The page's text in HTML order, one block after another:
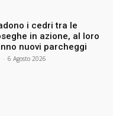
i cedri tra le
in azione, al loro
nuovi parcheggi
- 6 Agosto 2026